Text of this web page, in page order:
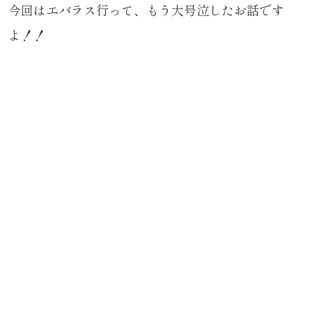
今回はエバラス行って、もう大号泣したお話です
よ！！